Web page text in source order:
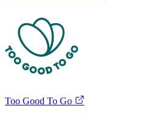
Too Good To Go